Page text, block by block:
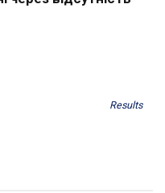
Results